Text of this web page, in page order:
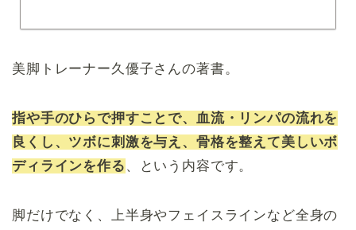
美脚トレーナー久優子さんの著書。
指や手のひらで押すことで、血流・リンパの流れを
良くし、ツボに刺激を与え、骨格を整えて美しいボ
ディラインを作る 、という内容です。
脚だけでなく、上半身やフェイスラインなど全身の